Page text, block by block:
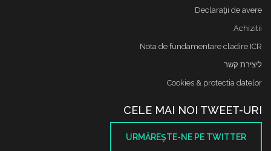
Declaraţii de avere
Achizitii
Nota de fundamentare cladire ICR
ליצירת קשר
Cookies & protectia datelor
CELE MAI NOI TWEET-URI
URMĂREŞTE-NE PE TWITTER